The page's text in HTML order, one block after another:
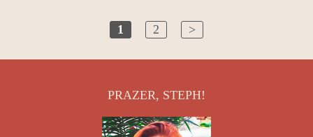
1 2 >
PRAZER, STEPH!